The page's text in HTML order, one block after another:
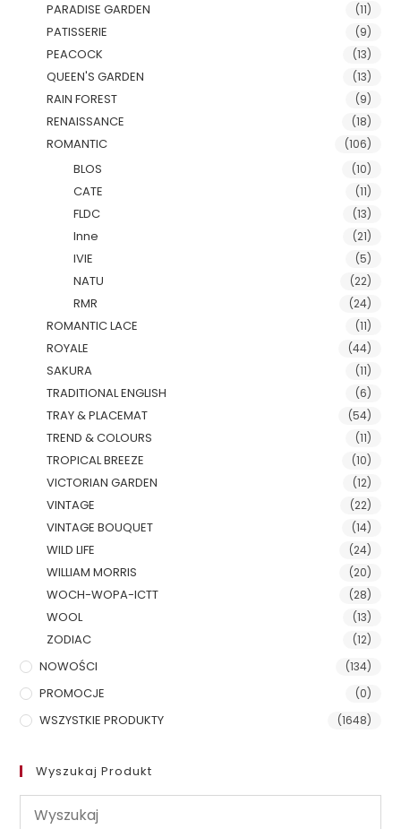
PARADISE GARDEN (11)
PATISSERIE (9)
PEACOCK (13)
QUEEN'S GARDEN (13)
RAIN FOREST (9)
RENAISSANCE (18)
ROMANTIC (106)
BLOS (10)
CATE (11)
FLDC (13)
Inne (21)
IVIE (5)
NATU (22)
RMR (24)
ROMANTIC LACE (11)
ROYALE (44)
SAKURA (11)
TRADITIONAL ENGLISH (6)
TRAY & PLACEMAT (54)
TREND & COLOURS (11)
TROPICAL BREEZE (10)
VICTORIAN GARDEN (12)
VINTAGE (22)
VINTAGE BOUQUET (14)
WILD LIFE (24)
WILLIAM MORRIS (20)
WOCH-WOPA-ICTT (28)
WOOL (13)
ZODIAC (12)
NOWOŚCI (134)
PROMOCJE (0)
WSZYSTKIE PRODUKTY (1648)
Wyszukaj Produkt